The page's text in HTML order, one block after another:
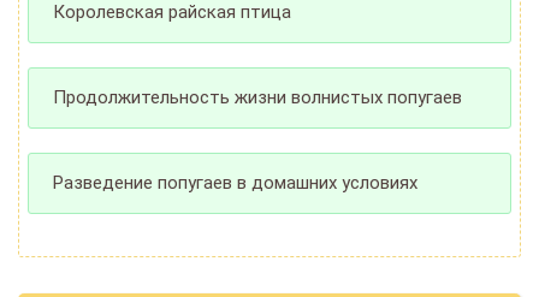
Королевская райская птица
Продолжительность жизни волнистых попугаев
Разведение попугаев в домашних условиях